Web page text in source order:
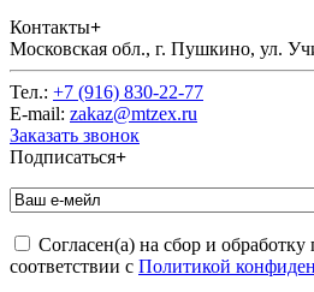
Контакты+
Московская обл., г. Пушкино, ул.
Тел.: +7 (916) 830-22-77
E-mail: zakaz@mtzex.ru
Заказать звонок
Подписаться+
Согласен(а) на сбор и
соответствии с Политикой